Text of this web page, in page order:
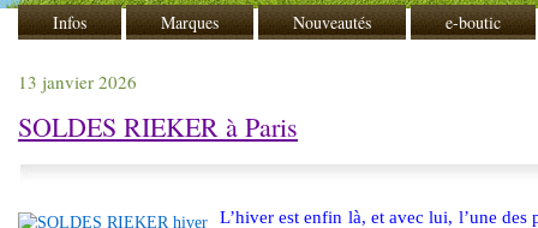
Infos Marques Nouveautés e-boutic
13 janvier 2026
SOLDES RIEKER à Paris
L’hiver est enfin là, et avec lui, l’une des